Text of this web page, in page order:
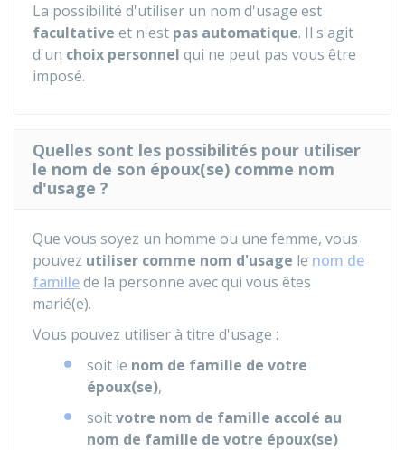
La possibilité d'utiliser un nom d'usage est
facultative et n'est pas automatique. Il s'agit
d'un choix personnel qui ne peut pas vous être
imposé.
Quelles sont les possibilités pour utiliser
le nom de son époux(se) comme nom
d'usage ?
Que vous soyez un homme ou une femme, vous
pouvez utiliser comme nom d'usage le nom de
famillede la personne avec qui vous êtes
marié(e).
Vous pouvez utiliser à titre d'usage :
soit le nom de famille de votre
époux(se),
soitvotre nom de famille accolé au
nom de famille de votre époux(se)